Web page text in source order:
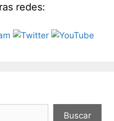
redes:
Buscar